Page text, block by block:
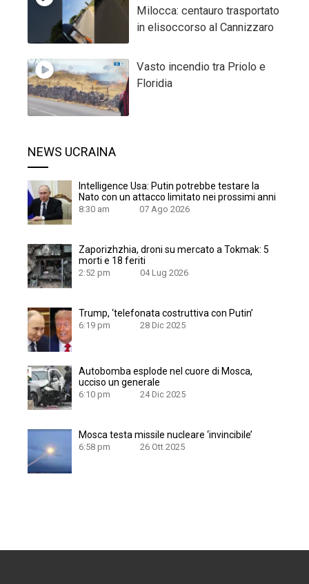
Milocca: centauro trasportato
in elisoccorso al Cannizzaro
Vasto incendio tra Priolo e
Floridia
NEWS UCRAINA
Intelligence Usa: Putin potrebbe testare la
Nato con un attacco limitato nei prossimi anni
8:30 am 07 Ago 2026
Zaporizhzhia, droni su mercato a Tokmak: 5
morti e 18 feriti
2:52 pm 04 Lug 2026
Trump, ‘telefonata costruttiva con Putin’
6:19 pm 28 Dic 2025
Autobomba esplode nel cuore di Mosca,
ucciso un generale
6:10 pm 24 Dic 2025
Mosca testa missile nucleare ‘invincibile’
6:58 pm 26 Ott 2025